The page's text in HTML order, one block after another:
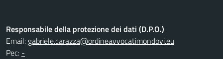
Responsabile della protezione dei dati (D.P.O.)
Email: gabriele.carazza@ordineavvocatimondovi.eu
Pec: -